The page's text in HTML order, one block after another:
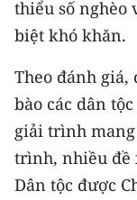
Media Khoa
Ảnh
Infographic
TIN MỚI
thiểu số nghèo
biệt khó khăn.
Theo đánh
bào các dân
giải trình
trình, nhiều đề
Dân tộc được